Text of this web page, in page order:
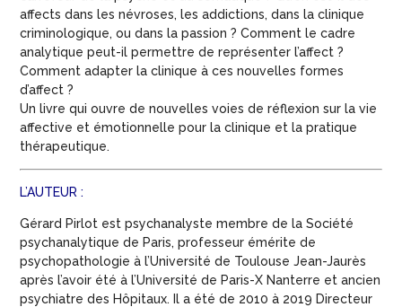
affects dans les névroses, les addictions, dans la clinique
criminologique, ou dans la passion ? Comment le cadre
analytique peut-il permettre de représenter l’affect ?
Comment adapter la clinique à ces nouvelles formes
d’affect ?
Un livre qui ouvre de nouvelles voies de réflexion sur la vie
affective et émotionnelle pour la clinique et la pratique
thérapeutique.
L’AUTEUR :
Gérard Pirlotest psychanalyste membre de la Société
psychanalytique de Paris, professeur émérite de
psychopathologie à l’Université de Toulouse Jean-Jaurès
après l’avoir été à l’Université de Paris-X Nanterre et ancien
psychiatre des Hôpitaux. Il a été de 2010 à 2019 Directeur